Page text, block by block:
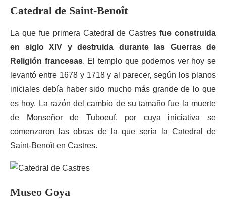
Catedral de Saint-Benoît
La que fue primera Catedral de Castresfue construida
en siglo XIV y destruida durante las Guerras de
Religión francesas. El templo que podemos ver hoy se
levantó entre 1678 y 1718 y al parecer, según los planos
iniciales debía haber sido mucho más grande de lo que
es hoy. La razón del cambio de su tamaño fue la muerte
de Monseñor de Tuboeuf, por cuya iniciativa se
comenzaron las obras de la que sería la Catedral de
Saint-Benoît en Castres.
Museo Goya